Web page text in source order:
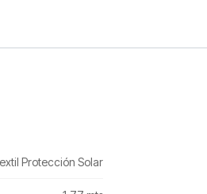
Protección Solar